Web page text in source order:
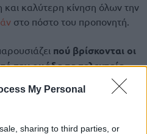
My Personal
sharing to third parties, or
καλύτερη κίνηση όλων την
στο πόστο του προπονητή.
πού βρίσκονται οι
την ομάδα τα τελευταία